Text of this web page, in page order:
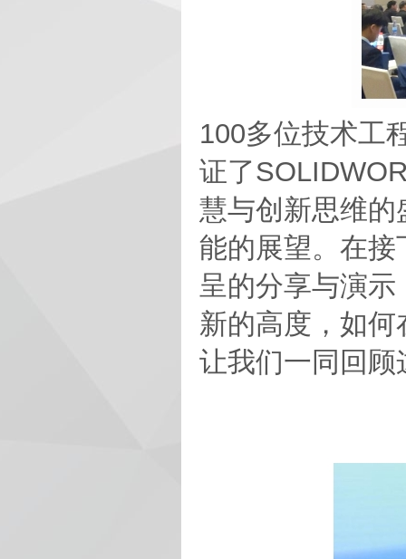
100多位技术工
证了
慧与创新思维
能的展望。在
呈的分享与演
新的高度，如
让我们一同回